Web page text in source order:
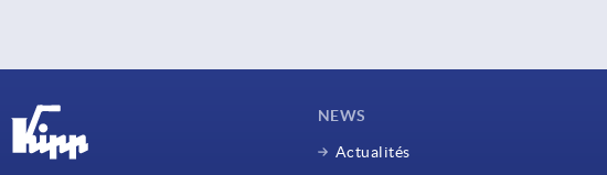
NEWS
Actualités